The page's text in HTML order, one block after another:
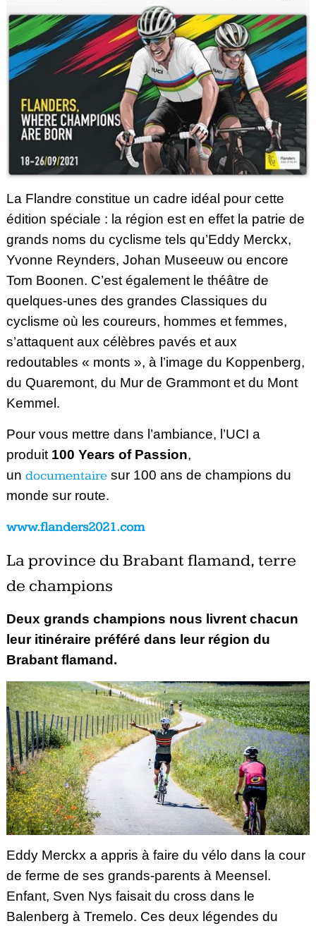
La Flandre constitue un cadre idéal pour cette
édition spéciale : la région est en effet la patrie de
grands noms du cyclisme tels qu’Eddy Merckx,
Yvonne Reynders, Johan Museeuw ou encore
Tom Boonen. C’est également le théâtre de
quelques-unes des grandes Classiques du
cyclisme où les coureurs, hommes et femmes,
s’attaquent aux célèbres pavés et aux
redoutables « monts », à l’image du Koppenberg,
du Quaremont, du Mur de Grammont et du Mont
Kemmel.
Pour vous mettre dans l’ambiance, l’UCI a
produit 100 Years of Passion,
un documentairesur 100 ans de champions du
monde sur route.
www.flanders2021.com
La province du Brabant flamand, terre
de champions
Deux grands champions nous livrent chacun
leur itinéraire préféré dans leur région du
Brabant flamand.
Eddy Merckx a appris à faire du vélo dans la cour
de ferme de ses grands-parents à Meensel.
Enfant, Sven Nys faisait du cross dans le
Balenberg à Tremelo. Ces deux légendes du